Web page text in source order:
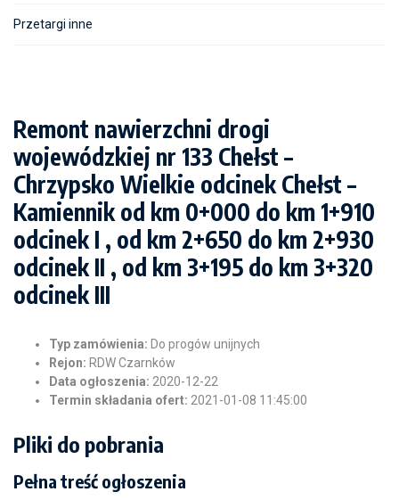
Przetargi inne
Remont nawierzchni drogi
wojewódzkiej nr 133 Chełst –
Chrzypsko Wielkie odcinek Chełst –
Kamiennik od km 0+000 do km 1+910
odcinek I , od km 2+650 do km 2+930
odcinek II , od km 3+195 do km 3+320
odcinek III
Typ zamówienia: Do progów unijnych
Rejon: RDW Czarnków
Data ogłoszenia: 2020-12-22
Termin składania ofert: 2021-01-08 11:45:00
Pliki do pobrania
Pełna treść ogłoszenia